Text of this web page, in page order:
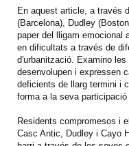
En aquest article, a través
(Barcelona), Dudley
paper del lligam emocional
en dificultats a través de
d'urbanització. Examino
desenvolupen i expressen
deficients de llarg termini i
forma a la seva
Residents compromesos i
Casc Antic, Dudley i Cayo